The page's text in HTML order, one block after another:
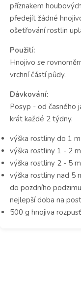
příznakem
předejít žádné
ošetřování rostlin
Použití:
Hnojivo se
vrchní částí půdy.
Dávkování:
Posyp - od časného
krát každé 2 týdny.
výška rostliny do 1
výška rostliny 1 - 2
výška rostliny 2 - 5
výška rostliny nad 5
do pozdního
nejlepší doba na
500 g hnojiva